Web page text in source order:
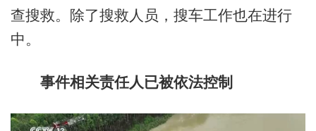
查搜救。除了搜救人员，搜车工作也在进行
中。
事件相关责任人已被依法控制